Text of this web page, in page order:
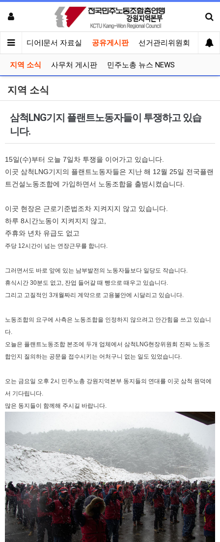
견 미디어|문서 자료실 공유게시판 선거관리위원회
지역 소식 사무처 게시판 민주노총 뉴스 NEWS
지역 소식
삼척LNG기지 플랜트노동자들이 투쟁하고 있습
니다.
15일(수)부터 오늘 7일차 투쟁을 이어가고 있습니다.
이곳 삼척LNG기지의 플랜트노동자들은 지난 해 12월 25일 전국플랜
트건설노동조합에 가입하면서 노동조합을 출범시켰습니다.
이곳 현장은 근로기준법조차 지켜지지 않고 있습니다.
하루 8시간노동이 지켜지지 않고,
주휴와 년차 유급도 없고
주당 12시간이 넘는 연장근무를 합니다.
그러면서도 바로 앞에 있는 남부발전의 노동자들보다 일당도 작습니다.
휴식시간 30분도 없고, 잔업 들어갈 때 빵으로 때우고 있습니다.
그리고 고질적인 3개월짜리 계약으로 고용불안에 시달리고 있습니다.
노동조합의 요구에 사측은 노동조합을 인정하지 않으려고 안간힘을 쓰고 있습니
다.
오늘은 플랜트노동조합 본조에 두개 업체에서 삼척LNG현장위원회 진짜 노동조
합인지 질의하는 공문을 접수시키는 어처구니 없는 일도 있었습니다.
오는 금요일 오후 2시 민주노총 강원지역본부 동지들의 연대를 이곳 삼척 원덕에
서 기다립니다.
많은 동지들이 함께해 주시길 바랍니다.